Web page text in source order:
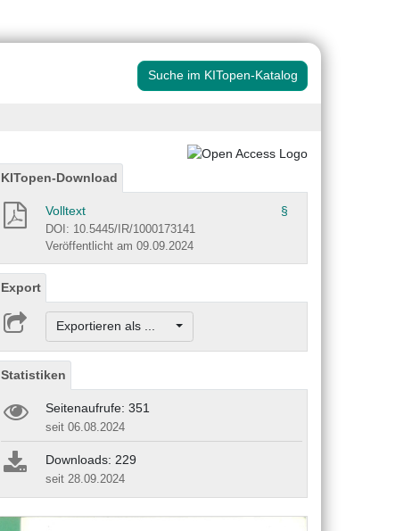
Suche im KITopen-Katalog
KITopen-Download
Volltext §
DOI: 10.5445/IR/1000173141
Veröffentlicht am 09.09.2024
Export
Exportieren als ...
Statistiken
Seitenaufrufe: 351
seit 06.08.2024
Downloads: 229
seit 28.09.2024